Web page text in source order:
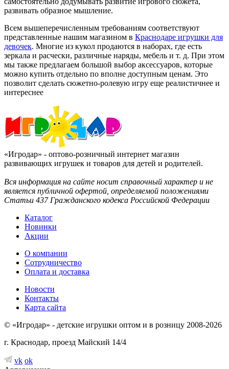
развивать образное мышление.
Всем вышеперечисленным требованиям соответствуют
представленные нашим магазином в Краснодаре игрушки для
девочек. Многие из кукол продаются в наборах, где есть
зеркала и расчески, различные наряды, мебель и т. д. При этом
мы также предлагаем большой выбор аксессуаров, которые
можно купить отдельно по вполне доступным ценам. Это
позволит сделать сюжетно-ролевую игру еще реалистичнее и
интереснее
«Игродар» - оптово-розничный интернет магазин
развивающих игрушек и товаров для детей и родителей.
Вся информация на сайте носит справочный характер и не
является публичной офертой, определяемой положениями
Статьи 437 Гражданского кодекса Российской Федерации
Каталог
Новинки
Акции
О компании
Сотрудничество
Оплата и доставка
Новости
Контакты
Карта сайта
© «Игродар» - детские игрушки оптом и в розницу 2008-2026
г. Краснодар, проезд Майский 14/4
vk ok